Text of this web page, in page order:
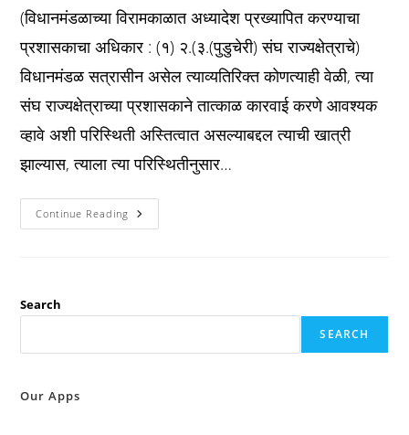
(विधानमंडळाच्या विरामकाळात अध्यादेश प्रख्यापित करण्याचा
प्रशासकाचा अधिकार : (१) २.(३.(पुडुचेरी) संघ राज्यक्षेत्राचे)
विधानमंडळ सत्रासीन असेल त्याव्यतिरिक्त कोणत्याही वेळी, त्या
संघ राज्यक्षेत्राच्या प्रशासकाने तात्काळ कारवाई करणे आवश्यक
व्हावे अशी परिस्थिती अस्तित्वात असल्याबद्दल त्याची खात्री
झाल्यास, त्याला त्या परिस्थितीनुसार…
Continue Reading Constitution
अनच्छेद
करण्याचा
:
Search
SEARCH
Our Apps